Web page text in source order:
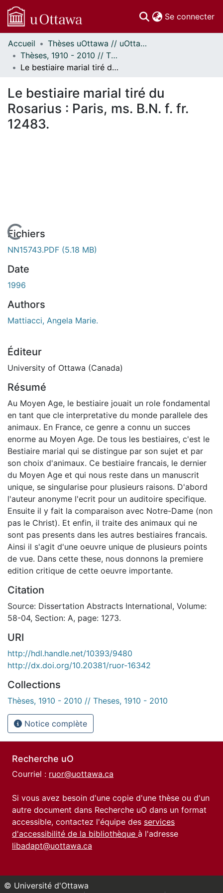
Se connecter
Communautés
et collections
Parcourir
À propos
Accueil
Thèses uOttawa // uOttawa Theses
Thèses, 1910 - 2010 // Theses, 1910 - 2010
Le bestiaire marial tiré du Rosarius : Paris, ms. B.N. f. fr. 12483.
Le bestiaire marial tiré du
Rosarius : Paris, ms. B.N. f. fr.
12483.
En cours de chargement...
Fichiers
NN15743.PDF (5.18 MB)
Date
1996
Authors
Mattiacci, Angela Marie.
Éditeur
University of Ottawa (Canada)
Résumé
Au Moyen Age, le bestiaire jouait un role fondamental
en tant que cle interpretative du monde parallele des
animaux. En France, ce genre a connu un succes
enorme au Moyen Age. De tous les bestiaires, c'est le
Bestiaire marial qui se distingue par son sujet et par
son choix d'animaux. Ce bestiaire francais, le dernier
du Moyen Age et qui nous reste dans un manuscrit
unique, se singularise pour plusieurs raisons. D'abord
l'auteur anonyme l'ecrit pour un auditoire specifique.
Ensuite il y fait la comparaison avec Notre-Dame (non
pas le Christ). Et enfin, il traite des animaux qui ne
sont pas presents dans les autres bestiaires francais.
Ainsi il s'agit d'une oeuvre unique de plusieurs points
de vue. Dans cette these, nous donnons la premiere
edition critique de cette oeuvre importante.
Citation
Source: Dissertation Abstracts International, Volume:
58-04, Section: A, page: 1273.
URI
http://hdl.handle.net/10393/9480
http://dx.doi.org/10.20381/ruor-16342
Collections
Thèses, 1910 - 2010 // Theses, 1910 - 2010
Notice complète
Recherche uO
Courriel : ruor@uottawa.ca
Si vous avez besoin d'une copie d'une thèse ou d'un
autre document dans Recherche uO dans un format
accessible, contactez l'équipe des services
d'accessibilité de la bibliothèque à l'adresse
libadapt@uottawa.ca
© Université d'Ottawa